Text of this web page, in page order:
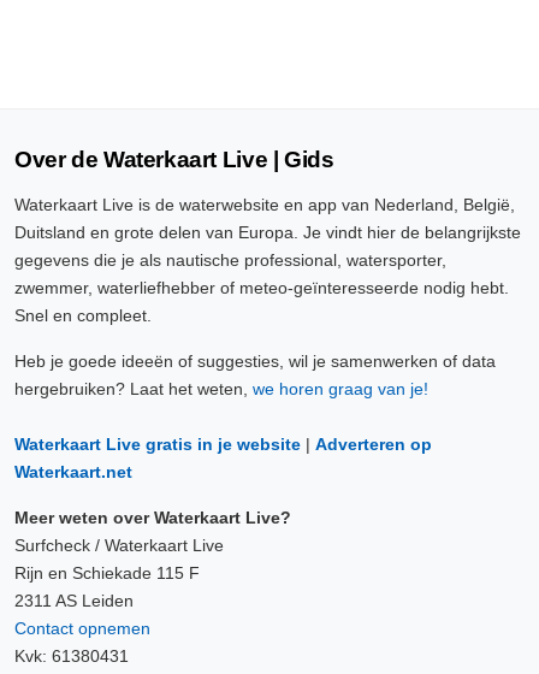
Over de Waterkaart Live | Gids
Waterkaart Live is de waterwebsite en app van Nederland, België,
Duitsland en grote delen van Europa. Je vindt hier de belangrijkste
gegevens die je als nautische professional, watersporter,
zwemmer, waterliefhebber of meteo-geïnteresseerde nodig hebt.
Snel en compleet.
Heb je goede ideeën of suggesties, wil je samenwerken of data
hergebruiken? Laat het weten, we horen graag van je!
Waterkaart Live gratis in je website | Adverteren op
Waterkaart.net
Meer weten over Waterkaart Live?
Surfcheck / Waterkaart Live
Rijn en Schiekade 115 F
2311 AS Leiden
Contact opnemen
Kvk: 61380431